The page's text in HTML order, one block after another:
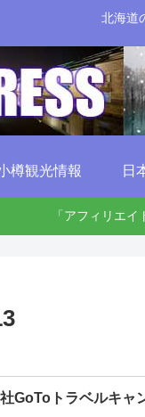
北海道
樽観光情報 日
「アフィリエ
GoToトラベルキャ